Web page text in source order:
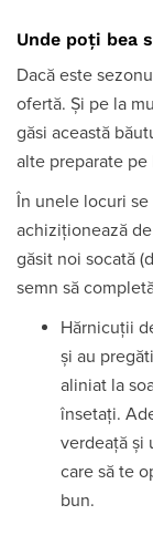
Unde poți bea
Dacă este
ofertă. Și pe la
găsi această
alte preparate pe
În unele locuri
achiziționează
găsit noi socată
semn să
Hărnicuții
și au
aliniat la
însetați.
verdeață și
care să te
bun.